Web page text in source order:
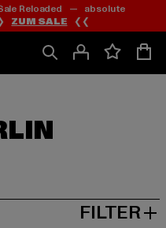
Reloaded — absolute
ZUM SALE ❮❮
FILTER